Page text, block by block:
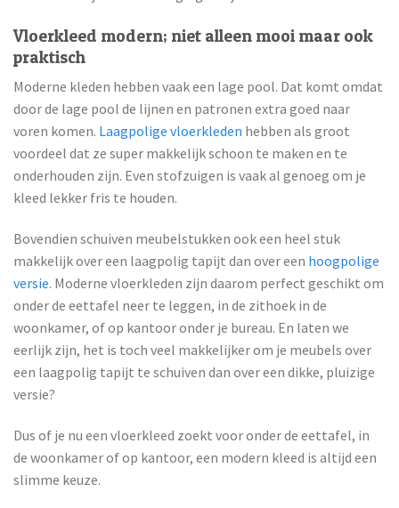
Vloerkleed modern; niet alleen mooi maar ook
praktisch
Moderne kleden hebben vaak een lage pool. Dat komt omdat
door de lage pool de lijnen en patronen extra goed naar
voren komen. Laagpolige vloerkleden hebben als groot
voordeel dat ze super makkelijk schoon te maken en te
onderhouden zijn. Even stofzuigen is vaak al genoeg om je
kleed lekker fris te houden.
Bovendien schuiven meubelstukken ook een heel stuk
makkelijk over een laagpolig tapijt dan over een hoogpolige
versie. Moderne vloerkleden zijn daarom perfect geschikt om
onder de eettafel neer te leggen, in de zithoek in de
woonkamer, of op kantoor onder je bureau. En laten we
eerlijk zijn, het is toch veel makkelijker om je meubels over
een laagpolig tapijt te schuiven dan over een dikke, pluizige
versie?
Dus of je nu een vloerkleed zoekt voor onder de eettafel, in
de woonkamer of op kantoor, een modern kleed is altijd een
slimme keuze.